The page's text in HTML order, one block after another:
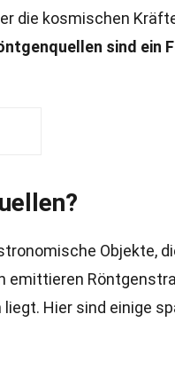
die kosmischen
sind ein
Objekte,
emittieren
Hier sind einige